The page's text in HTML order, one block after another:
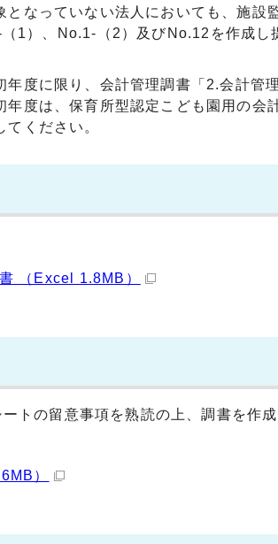
なっていない法人においても、施設
1）、No.1-（2）及びNo.12を作成し
度に限り、会計管理調書「2.会計管
度は、保育所型認定こども園用の会
ください。
（Excel 1.8MB）
トの留意事項を熟読の上、調書を作
）